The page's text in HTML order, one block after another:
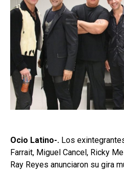
Ocio Latino-. Los
Farrait, Miguel Cancel, Ricky
Ray Reyes anunciaron su gira